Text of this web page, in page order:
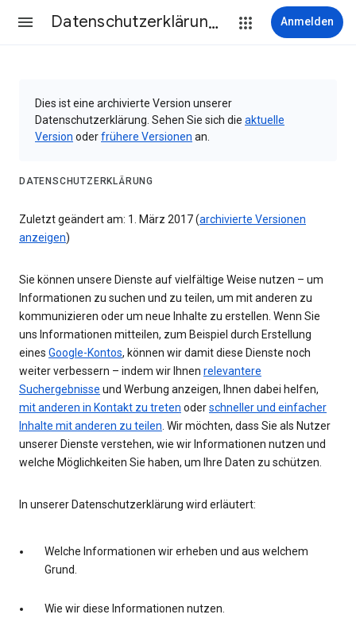
Datenschutzerklärung & Nutzungsbedingungen Anmelden
Dies ist eine archivierte Version unserer
Datenschutzerklärung. Sehen Sie sich die aktuelle
Version oderfrühere Versionen an.
DATENSCHUTZERKLÄRUNG
Zuletzt geändert am: 1. März 2017 (archivierte Versionen
anzeigen)
Sie können unsere Dienste auf vielfältige Weise nutzen – um
Informationen zu suchen und zu teilen, um mit anderen zu
kommunizieren oder um neue Inhalte zu erstellen. Wenn Sie
uns Informationen mitteilen, zum Beispiel durch Erstellung
eines Google-Kontos, können wir damit diese Dienste noch
weiter verbessern – indem wir Ihnen relevantere
Suchergebnisse und Werbung anzeigen, Ihnen dabei helfen,
mit anderen in Kontakt zu treten oderschneller und einfacher
Inhalte mit anderen zu teilen. Wir möchten, dass Sie als Nutzer
unserer Dienste verstehen, wie wir Informationen nutzen und
welche Möglichkeiten Sie haben, um Ihre Daten zu schützen.
In unserer Datenschutzerklärung wird erläutert:
Welche Informationen wir erheben und aus welchem
Grund.
Wie wir diese Informationen nutzen.